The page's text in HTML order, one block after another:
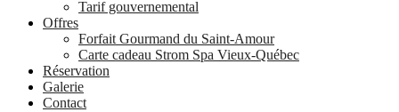
Tarif gouvernemental
Offres
Forfait Gourmand du Saint-Amour
Carte cadeau Strom Spa Vieux-Québec
Réservation
Galerie
Contact